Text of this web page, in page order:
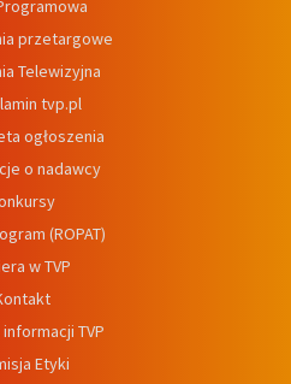
przetargowe
Telewizyjna
tvp.pl
ogłoszenia
o nadawcy
(ROPAT)
w TVP
TVP
Etyki